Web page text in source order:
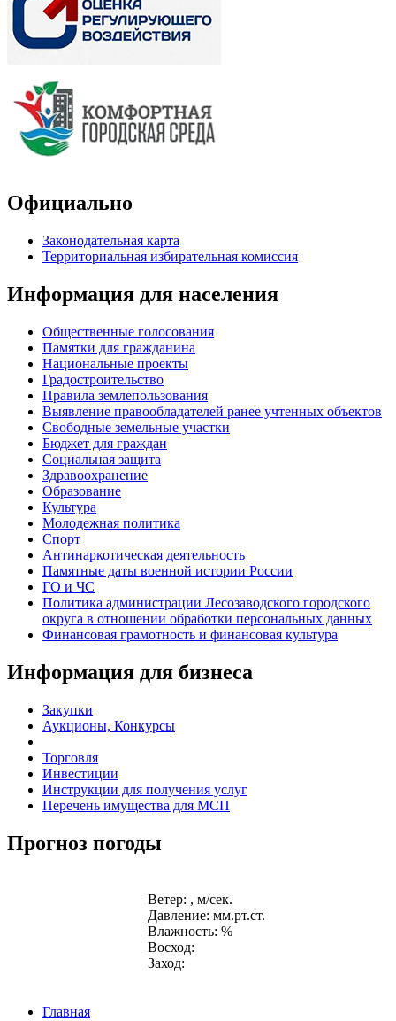
Официально
Законодательная карта
Территориальная избирательная комиссия
Информация для населения
Общественные голосования
Памятки для гражданина
Национальные проекты
Градостроительство
Правила землепользования
Выявление правообладателей ранее учтенных объектов
Свободные земельные участки
Бюджет для граждан
Социальная защита
Здравоохранение
Образование
Культура
Молодежная политика
Спорт
Антинаркотическая деятельность
Памятные даты военной истории России
ГО и ЧС
Политика администрации Лесозаводского городского
округа в отношении обработки персональных данных
Финансовая грамотность и финансовая культура
Информация для бизнеса
Закупки
Аукционы, Конкурсы
Торговля
Инвестиции
Инструкции для получения услуг
Перечень имущества для МСП
Прогноз погоды
Ветер: , м/сек.
Давление: мм.рт.ст.
Влажность: %
Восход:
Заход:
Главная